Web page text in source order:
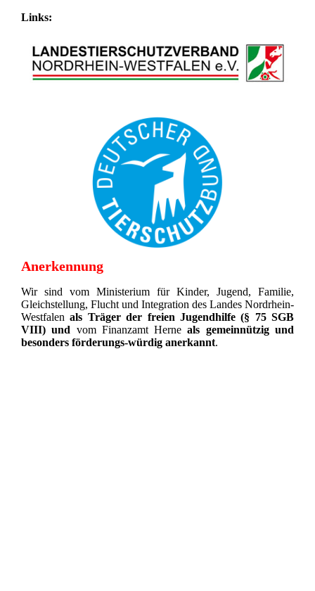
Links:
Anerkennung
Wir sind vom Ministerium für Kinder, Jugend, Familie,
Gleichstellung, Flucht und Integration des Landes Nordrhein-
Westfalenals Träger der freien Jugendhilfe (§ 75 SGB
VIII) und vom Finanzamt Herneals gemeinnützig und
besonders förderungs-würdig anerkannt.